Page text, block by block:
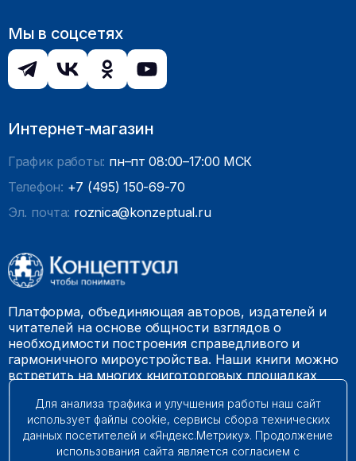
Мы в соцсетях
Интернет-магазин
График работы: пн–пт 08:00–17:00 МСК
Телефон: +7 (495) 150-69-70
Эл. почта: roznica@konzeptual.ru
Платформа, объединяющая авторов, издателей и
читателей на основе общности взглядов о
необходимости построения справедливого и
гармоничного мироустройства. Наши книги можно
встретить на многих книготорговых площадках
© 2009 – 2026. Все права защищены.
Для анализа трафика и улучшения работы наш сайт
использует файлы cookie, сервисы сбора технических
данных посетителей и «Яндекс.Метрику». Продолжение
использования сайта является согласием с